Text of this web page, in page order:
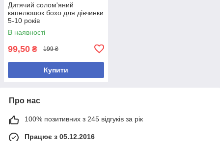
Дитячий солом'яний
капелюшок бохо для дівчинки
5-10 років
В наявності
99,50 ₴ 199 ₴
Купити
Про нас
100% позитивних з 245 відгуків за рік
Працює з 05.12.2016